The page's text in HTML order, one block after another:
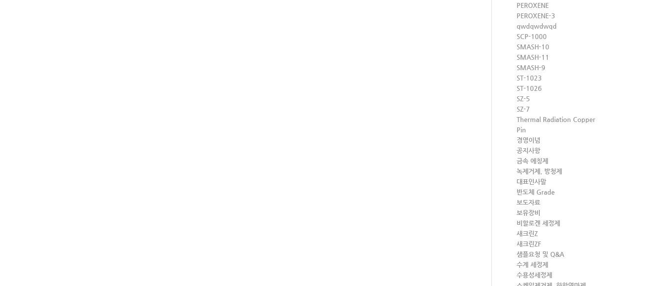
PEROXENE
PEROXENE-3
qwdqwdwqd
SCP-1000
SMASH-10
SMASH-11
SMASH-9
ST-1023
ST-1026
SZ-5
SZ-7
Thermal Radiation Copper
Pin
경영이념
공지사항
금속 에칭제
녹제거제, 방청제
대표인사말
반도체 Grade
보도자료
보유장비
비할로겐 세정제
새크린Z
새크린ZF
샘플요청 및 Q&A
수계 세정제
수용성세정제